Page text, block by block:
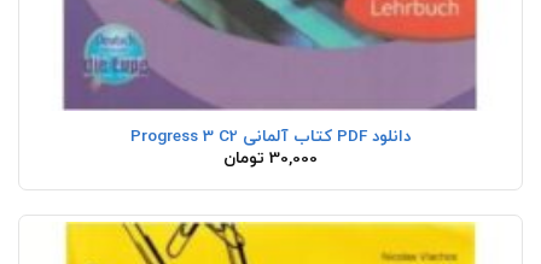
دانلود PDF کتاب آلمانی Progress 3 C2
30,000 تومان